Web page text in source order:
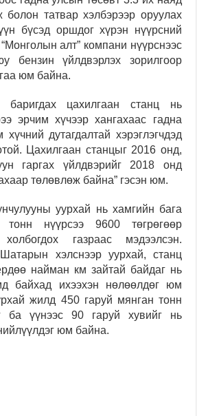
болон татвар хэлбэрээр оруулах
бүсэд оршдог хүрэн нүүрсний
алт” компани нүүрснээс
бензин үйлдвэрлэх зорилгоор
гаа юм байна.
баригдах цахилгаан станц нь
эрчим хүчээр хангахаас гадна
дутагдалтай хэрэглэгчдэд
Цахилгаан станцыг 2016 онд,
гаргах үйлдвэрийг 2018 онд
төлөвлөж байна” гэсэн юм.
уурхай нь хамгийн бага
нүүрсээ 9600 төгрөгөөр
газраас мэдээлсэн.
хэлснээр уурхай, станц
найман км зайтай байдаг нь
байхад ихээхэн нөлөөлдөг юм
жилд 450 гаруй мянган тонн
ба үүнээс 90 гаруй хувийг нь
юм байна.